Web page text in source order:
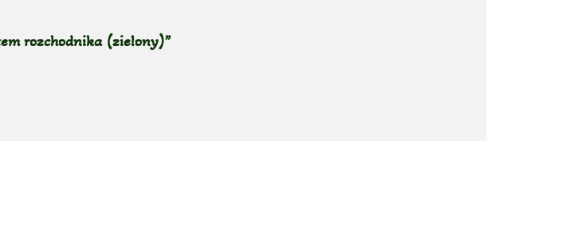
rozchodnika (zielony)”